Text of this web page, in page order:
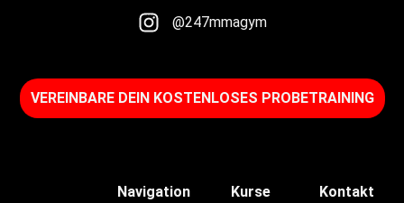
@247mmagym
VEREINBARE DEIN KOSTENLOSES PROBETRAINING​
Navigation
Kurse
Kontakt